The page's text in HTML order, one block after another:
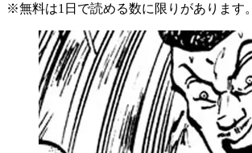
※無料は1日で読める数に限りがあります。